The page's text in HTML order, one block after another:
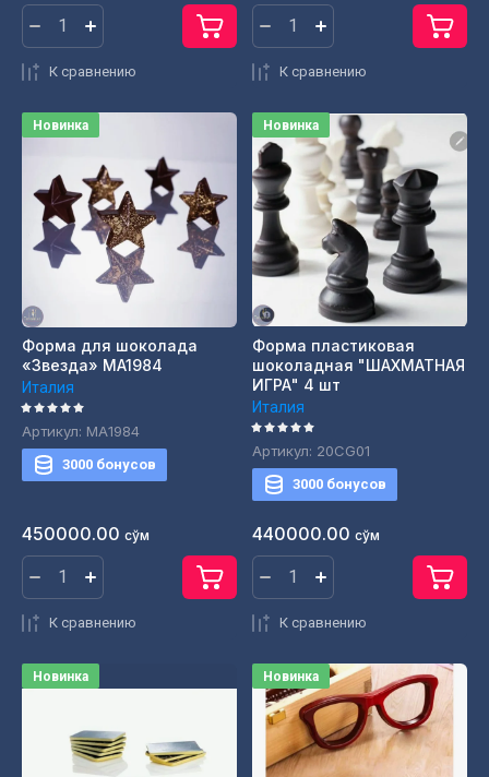
К сравнению К сравнению
Новинка
Форма для шоколада
«Звезда» MA1984
Италия
Артикул: MA1984
3000 бонусов
450000.00 сўм
К сравнению
Новинка
Форма пластиковая
шоколадная "ШАХМАТНАЯ
ИГРА" 4 шт
Италия
Артикул: 20CG01
3000 бонусов
440000.00 сўм
К сравнению
Новинка Новинка